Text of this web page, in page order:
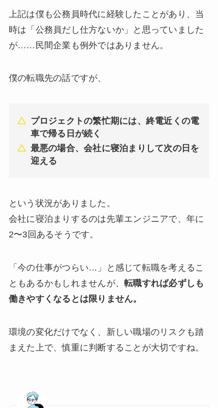
上記は僕も公務員時代に経験したことがあり、当
時は「公務員だし仕方ないか」と思っていました
が……民間企業も例外ではありません。
僕の転職先の話ですが、
プロジェクトの繁忙期には、終電近くの電
車で帰る日が続く
最悪の場合、会社に寝泊まりして次の日を
迎える
という状況がありました。
会社に寝泊まりするのは先輩エンジニアで、年に
2〜3回あるそうです。
「今の仕事がつらい…」と感じて転職を考えるこ
ともあるかもしれませんが、転職すれば必ずしも
働きやすくなるとは限りません。
環境の変化だけでなく、新しい職場のリスクも踏
まえた上で、慎重に判断することが大切ですね。